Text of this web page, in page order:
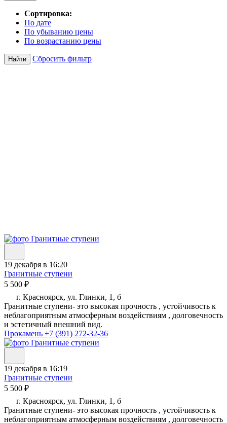
Сортировка:
По дате
По убыванию цены
По возрастанию цены
Найти Сбросить фильтр
19 декабря в 16:20
Гранитные ступени
5 500 ₽
г. Красноярск, ул. Глинки, 1, б
Гранитные ступени- это высокая прочность , устойчивость к
неблагоприятным атмосферным воздействиям , долговечность
и эстетичный внешний вид.
Прокамень +7 (391) 272-32-36
19 декабря в 16:19
Гранитные ступени
5 500 ₽
г. Красноярск, ул. Глинки, 1, б
Гранитные ступени- это высокая прочность , устойчивость к
неблагоприятным атмосферным воздействиям , долговечность